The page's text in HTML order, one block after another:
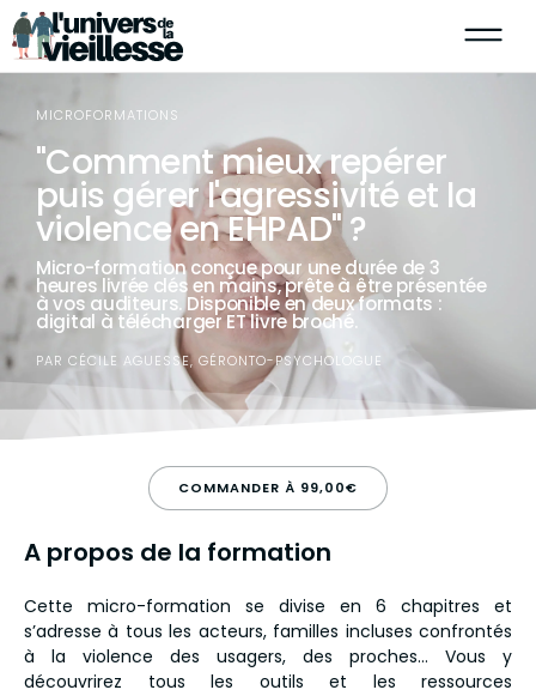
MICROFORMATIONS
"Comment mieux repérer
puis gérer l'agressivité et la
violence en EHPAD" ?
Micro-formation conçue pour une durée de 3
heures livrée clés en mains, prête à être présentée
à vos auditeurs. Disponible en deux formats :
digital à télécharger ET livre broché.
PAR CÉCILE AGUESSE, GÉRONTO-PSYCHOLOGUE
A propos de la formation
COMMANDER À 99,00€
Cette micro-formation se divise en 6 chapitres et
s’adresse à tous les acteurs, familles incluses confrontés
à la violence des usagers, des proches… Vous y
découvrirez tous les outils et les ressources